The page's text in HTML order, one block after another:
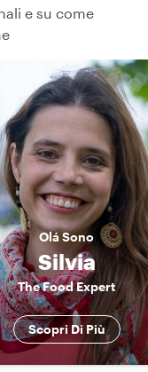
e su come
Olá Sono
Silvia
The Food Expert
Scopri Di Più